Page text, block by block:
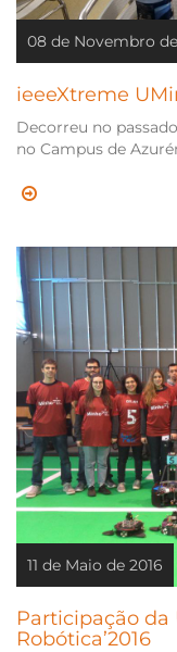
08 de Novembro
ieeeXtreme
Decorreu no
no Campus de
11 de Maio de 2016
Participação
Robótica’2016